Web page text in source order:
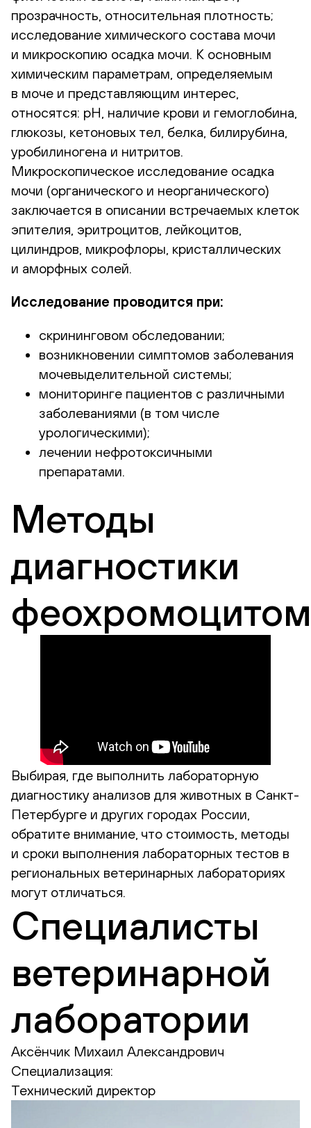
прозрачность, относительная плотность;
исследование химического состава мочи
и микроскопию осадка мочи. К основным
химическим параметрам, определяемым
в моче и представляющим интерес,
относятся: рН, наличие крови и гемоглобина,
глюкозы, кетоновых тел, белка, билирубина,
уробилиногена и нитритов.
Микроскопическое исследование осадка
мочи (органического и неорганического)
заключается в описании встречаемых клеток
эпителия, эритроцитов, лейкоцитов,
цилиндров, микрофлоры, кристаллических
и аморфных солей.
Исследование проводится при:
скрининговом обследовании;
возникновении симптомов заболевания
мочевыделительной системы;
мониторинге пациентов с различными
заболеваниями (в том числе
урологическими);
лечении нефротоксичными
препаратами.
Методы
диагностики
Выбирая, где выполнить лабораторную
диагностику анализов для животных в Санкт-
Петербурге и других городах России,
обратите внимание, что стоимость, методы
и сроки выполнения лабораторных тестов в
региональных ветеринарных лабораториях
могут отличаться.
Специалисты
ветеринарной
лаборатории
Аксёнчик Михаил Александрович
Специализация:
Технический директор